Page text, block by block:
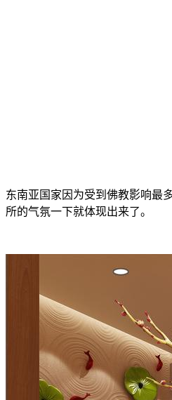
东南亚国家因为受到佛教影响最
所的气氛一下就体现出来了。